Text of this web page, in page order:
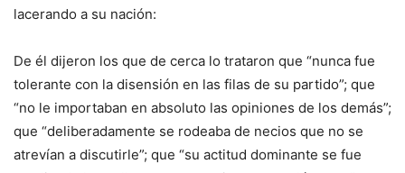
lacerando a su nación:
De él dijeron los que de cerca lo trataron que “nunca fue
tolerante con la disensión en las filas de su partido”; que
“no le importaban en absoluto las opiniones de los demás”;
que “deliberadamente se rodeaba de necios que no se
atrevían a discutirle”; que “su actitud dominante se fue